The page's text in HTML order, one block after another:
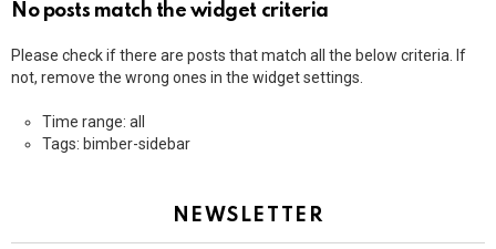
No posts match the widget criteria
Please check if there are posts that match all the below criteria. If
not, remove the wrong ones in the widget settings.
Time range: all
Tags: bimber-sidebar
NEWSLETTER